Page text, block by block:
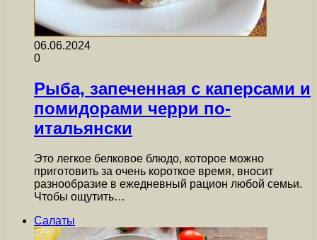
06.06.2024
0
Рыба, запеченная с каперсами и
помидорами черри по-
итальянски
Это легкое белковое блюдо, которое можно
приготовить за очень короткое время, вносит
разнообразие в ежедневный рацион любой семьи.
Чтобы ощутить…
Салаты